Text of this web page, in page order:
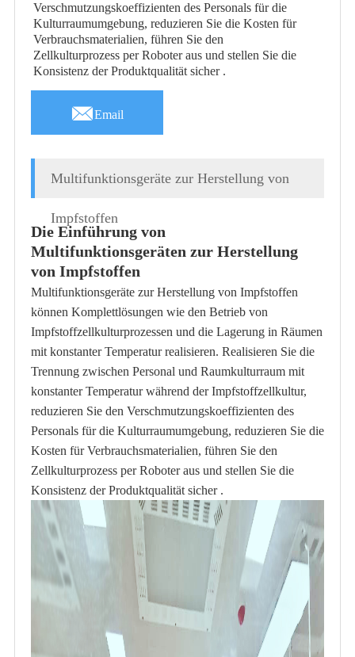
Verschmutzungskoeffizienten des Personals für die
Kulturraumumgebung, reduzieren Sie die Kosten für
Verbrauchsmaterialien, führen Sie den
Zellkulturprozess per Roboter aus und stellen Sie die
Konsistenz der Produktqualität sicher .
Email
Multifunktionsgeräte zur Herstellung von
Impfstoffen
Die Einführung von
Multifunktionsgeräten zur Herstellung
von Impfstoffen
Multifunktionsgeräte zur Herstellung von Impfstoffen
können Komplettlösungen wie den Betrieb von
Impfstoffzellkulturprozessen und die Lagerung in Räumen
mit konstanter Temperatur realisieren. Realisieren Sie die
Trennung zwischen Personal und Raumkulturraum mit
konstanter Temperatur während der Impfstoffzellkultur,
reduzieren Sie den Verschmutzungskoeffizienten des
Personals für die Kulturraumumgebung, reduzieren Sie die
Kosten für Verbrauchsmaterialien, führen Sie den
Zellkulturprozess per Roboter aus und stellen Sie die
Konsistenz der Produktqualität sicher .